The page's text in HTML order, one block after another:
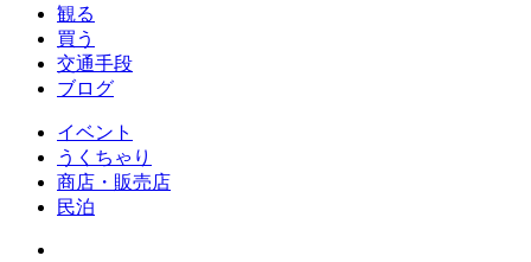
観る
買う
交通手段
ブログ
イベント
うくちゃり
商店・販売店
民泊